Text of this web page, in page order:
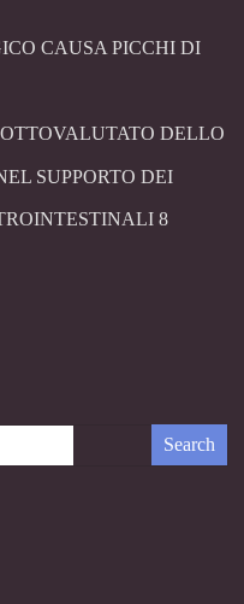
CAUSA PICCHI DI
DELLO
SUPPORTO DEI
8